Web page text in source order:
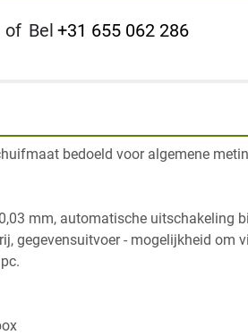
of Bel +31 655 062 286
bedoeld voor algemene
mm, automatische uitschakeling
gegevensuitvoer - mogelijkheid om
Kunststof opbergbox